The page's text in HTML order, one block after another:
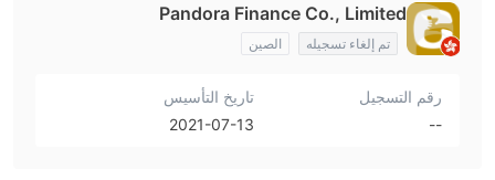
Pandora Finance Co., Limited
تم إلغاء تسجيله الصين
رقم التسجيل
--
تاريخ التأسيس
2021-07-13